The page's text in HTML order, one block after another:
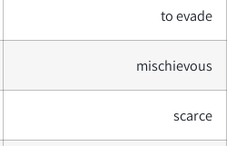
to evade
mischievous
scarce